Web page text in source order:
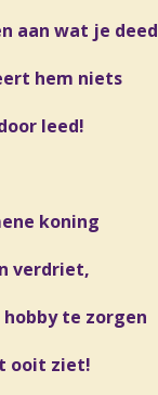
aan wat je deed
hem niets
leed!
koning
verdriet,
te zorgen
ooit ziet!